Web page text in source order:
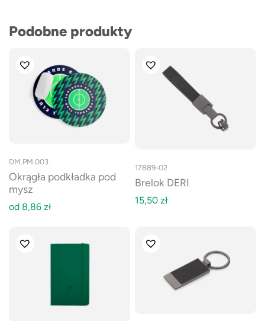
Podobne produkty
DM.PM.003
Okrągła podkładka pod
mysz
od 8,86 zł
17889-02
Brelok DERI
15,50 zł